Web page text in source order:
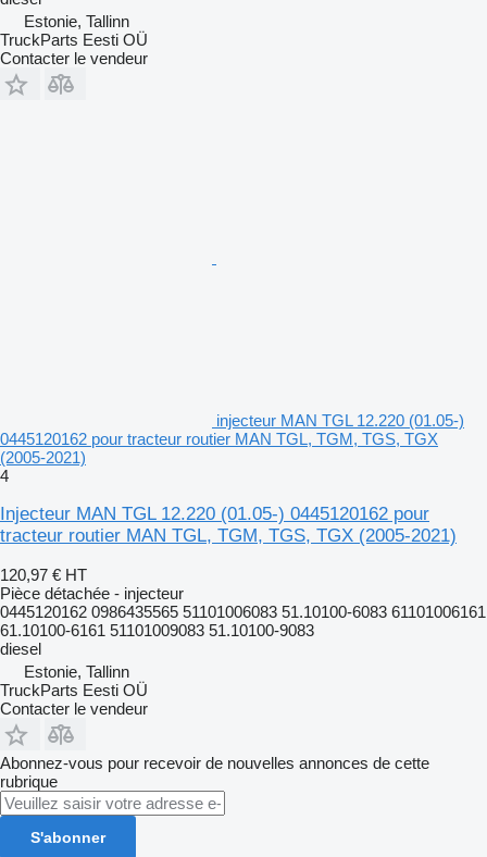
Estonie, Tallinn
TruckParts Eesti OÜ
Contacter le vendeur
injecteur MAN TGL 12.220 (01.05-)
0445120162 pour tracteur routier MAN TGL, TGM, TGS, TGX
(2005-2021)
4
Injecteur MAN TGL 12.220 (01.05-) 0445120162 pour
tracteur routier MAN TGL, TGM, TGS, TGX (2005-2021)
120,97 € HT
Pièce détachée - injecteur
0445120162 0986435565 51101006083 51.10100-6083 61101006161
61.10100-6161 51101009083 51.10100-9083
diesel
Estonie, Tallinn
TruckParts Eesti OÜ
Contacter le vendeur
Abonnez-vous pour recevoir de nouvelles annonces de cette
rubrique
S'abonner